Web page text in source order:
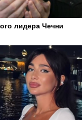
лидера Чечни